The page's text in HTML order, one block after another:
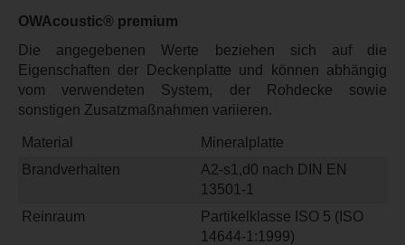
OWAcoustic® premium
Die angegebenen Werte beziehen sich auf die
Eigenschaften der Deckenplatte und können abhängig
vom verwendeten System, der Rohdecke sowie
sonstigen Zusatzmaßnahmen variieren.
Material
Mineralplatte
Brandverhalten
A2-s1,d0 nach DIN EN
13501-1
Reinraum
Partikelklasse ISO 5 (ISO
14644-1:1999)